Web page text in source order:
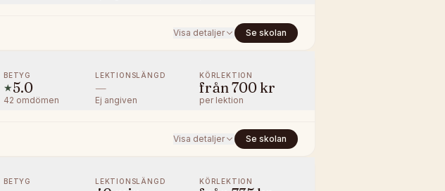
Visa detaljer Se skolan
BETYG
★5.0
42 omdömen
LEKTIONSLÄNGD
—
Ej angiven
KÖRLEKTION
från 700 kr
per lektion
Visa detaljer Se skolan
BETYG LEKTIONSLÄNGD KÖRLEKTION